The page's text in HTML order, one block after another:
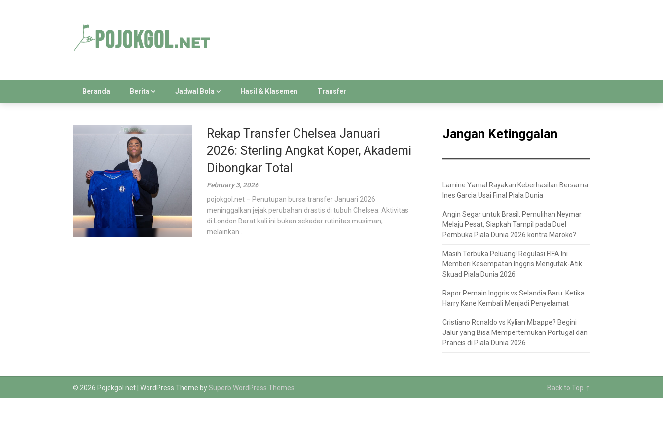
Beranda Berita Jadwal Bola Hasil & Klasemen Transfer
Rekap Transfer Chelsea Januari
2026: Sterling Angkat Koper, Akademi
Dibongkar Total
February 3, 2026
pojokgol.net – Penutupan bursa transfer Januari 2026
meninggalkan jejak perubahan drastis di tubuh Chelsea. Aktivitas
di London Barat kali ini bukan sekadar rutinitas musiman,
melainkan...
Jangan Ketinggalan
Lamine Yamal Rayakan Keberhasilan Bersama
Ines Garcia Usai Final Piala Dunia
Angin Segar untuk Brasil: Pemulihan Neymar
Melaju Pesat, Siapkah Tampil pada Duel
Pembuka Piala Dunia 2026 kontra Maroko?
Masih Terbuka Peluang! Regulasi FIFA Ini
Memberi Kesempatan Inggris Mengutak-Atik
Skuad Piala Dunia 2026
Rapor Pemain Inggris vs Selandia Baru: Ketika
Harry Kane Kembali Menjadi Penyelamat
Cristiano Ronaldo vs Kylian Mbappe? Begini
Jalur yang Bisa Mempertemukan Portugal dan
Prancis di Piala Dunia 2026
© 2026 Pojokgol.net | WordPress Theme bySuperb WordPress Themes Back to Top ↑